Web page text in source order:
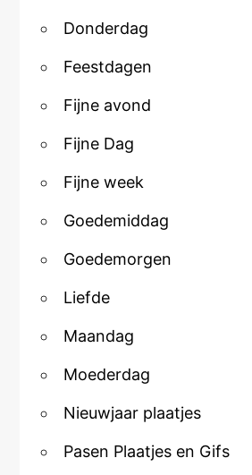
Donderdag
Feestdagen
Fijne avond
Fijne Dag
Fijne week
Goedemiddag
Goedemorgen
Liefde
Maandag
Moederdag
Nieuwjaar plaatjes
Pasen Plaatjes en Gifs